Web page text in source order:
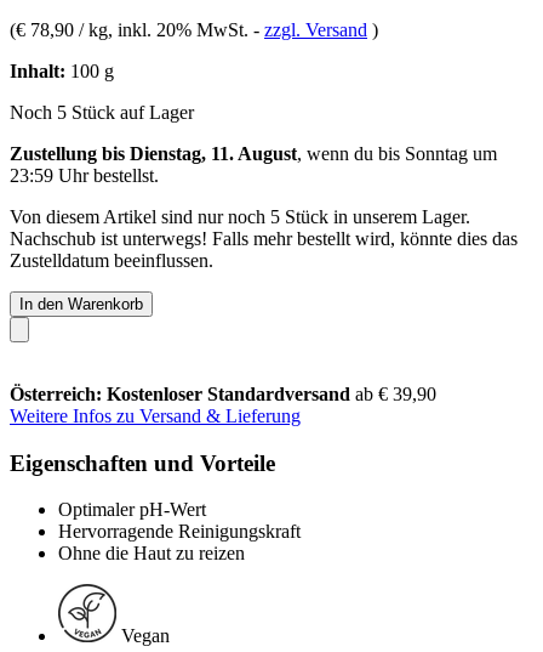
(€ 78,90 / kg, inkl. 20% MwSt. - zzgl. Versand )
Inhalt: 100 g
Noch 5 Stück auf Lager
Zustellung bis Dienstag, 11. August, wenn du bis Sonntag um
23:59 Uhrbestellst.
Von diesem Artikel sind nur noch 5 Stück in unserem Lager.
Nachschub ist unterwegs! Falls mehr bestellt wird, könnte dies das
Zustelldatum beeinflussen.
In den Warenkorb
Österreich: Kostenloser Standardversand ab € 39,90
Weitere Infos zu Versand & Lieferung
Eigenschaften und Vorteile
Optimaler pH-Wert
Hervorragende Reinigungskraft
Ohne die Haut zu reizen
Vegan